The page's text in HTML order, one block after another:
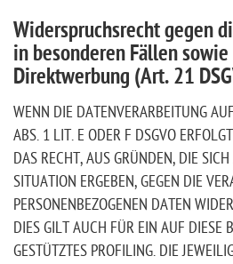
Widerspruchsrecht gegen
in besonderen Fällen
Direktwerbung (Art. 21
WENN DIE DATENVERARBEITUNG
ABS. 1 LIT. E ODER F DSGVO
DAS RECHT, AUS GRÜNDEN, DIE
SITUATION ERGEBEN, GEGEN DIE
PERSONENBEZOGENEN DATEN
DIES GILT AUCH FÜR EIN AUF DIESE
GESTÜTZTES PROFILING. DIE